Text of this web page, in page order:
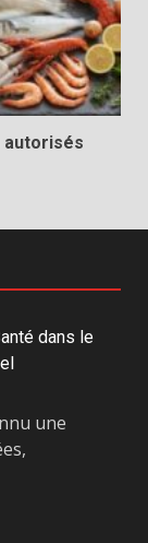
autorisés
dans le
une